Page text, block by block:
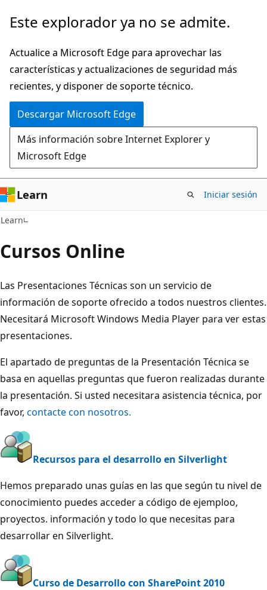
Ir
contenido
principal
Este explorador ya no se admite.
Actualice a Microsoft Edge para aprovechar las
características y actualizaciones de seguridad más
recientes, y disponer de soporte técnico.
Descargar Microsoft Edge
Más información sobre Internet Explorer y
Microsoft Edge
Learn Iniciar sesión
Learn
Cursos Online
Las Presentaciones Técnicas son un servicio de
información de soporte ofrecido a todos nuestros clientes.
Necesitará Microsoft Windows Media Player para ver estas
presentaciones.
El apartado de preguntas de la Presentación Técnica se
basa en aquellas preguntas que fueron realizadas durante
la presentación. Si usted necesitara asistencia técnica, por
favor, contacte con nosotros.
Recursos para el desarrollo en Silverlight
Hemos preparado unas guías en las que según tu nivel de
conocimiento puedes acceder a código de ejemploo,
proyectos. información y todo lo que necesitas para
desarrollar en Silverlight.
Curso de Desarrollo con SharePoint 2010